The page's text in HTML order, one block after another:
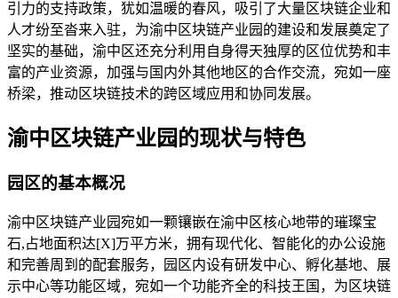
引力的支持政策，犹如温暖的春风，吸引了大量区块链企业和
人才纷至沓来入驻，为渝中区块链产业园的建设和发展奠定了
坚实的基础，渝中区还充分利用自身得天独厚的区位优势和丰
富的产业资源，加强与国内外其他地区的合作交流，宛如一座
桥梁，推动区块链技术的跨区域应用和协同发展。
渝中区块链产业园的现状与特色
园区的基本概况
渝中区块链产业园宛如一颗镶嵌在渝中区核心地带的璀璨宝
石,占地面积达[X]万平方米，拥有现代化、智能化的办公设施
和完善周到的配套服务，园区内设有研发中心、孵化基地、展
示中心等功能区域，宛如一个功能齐全的科技王国，为区块链